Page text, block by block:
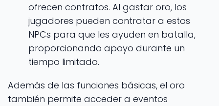
ofrecen contratos. Al gastar oro, los
jugadores pueden contratar a estos
NPCs para que les ayuden en batalla,
proporcionando apoyo durante un
tiempo limitado.
Además de las funciones básicas, el oro
también permite acceder a eventos